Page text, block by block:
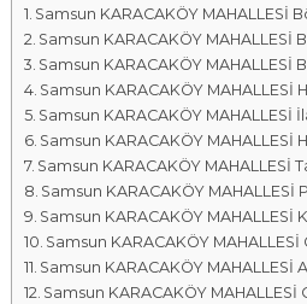
a
l
a
r
ı
Samsun KARACAKÖY MAHALLESİ
Samsun KARACAKÖY MAHALLESİ
Samsun KARACAKÖY
Samsun KARACAKÖY MAHALLESİ
Samsun KARACAKÖY MAHALLESİ
Samsun KARACAKÖY
Samsun KARACAKÖY MAHALLESİ
Samsun KARACAKÖY MAHALLESİ
Samsun KARACAKÖY
Samsun KARACAKÖY
Samsun KARACAKÖY MAHALLESİ
Samsun KARACAKÖY